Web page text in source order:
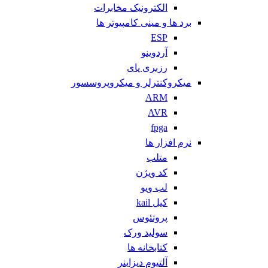
الکترونیک مخابرات
برد ها و مینی کامپیوتر ها
ESP
آردوینو
رزبری پای
میکروکنترلر و میکروپروسسور
ARM
AVR
fpga
نرم افزار ها
متلب
کد ویژن
لب ویو
کیل kail
پروتئوس
سولید ورک
کتابخانه ها
آلتیوم دیزاینر